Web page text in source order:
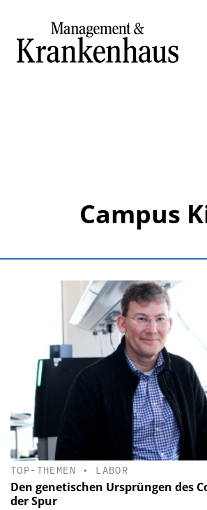
Campus
TOP-THEMEN • LABOR
Den genetischen Ursprüngen des
der Spur